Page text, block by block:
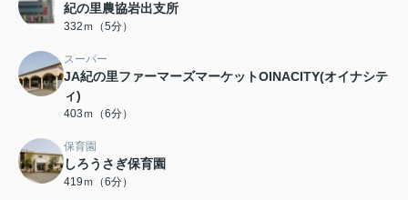
紀の里農協岩出支所
332ｍ（5分）
スーパー
JA紀の里ファーマーズマーケットOINACITY(オイナシテ
ィ)
403ｍ（6分）
保育園
しろうさぎ保育園
419ｍ（6分）